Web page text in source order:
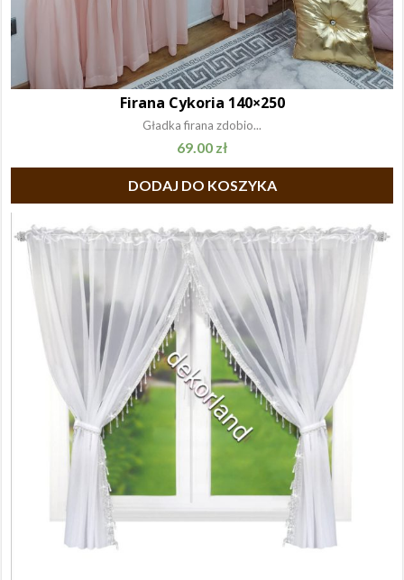
Firana Cykoria 140×250
Gładka firana zdobio...
69.00 zł
DODAJ DO KOSZYKA